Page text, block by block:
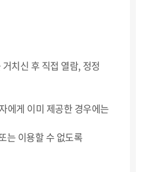
치신 후 직접 열람, 정정
에게 이미 제공한 경우에는
는 이용할 수 없도록